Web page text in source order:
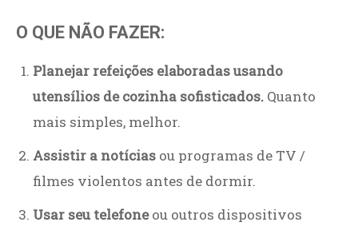
O QUE NÃO FAZER:
Planejar refeições elaboradas usando
utensílios de cozinha sofisticados. Quanto
mais simples, melhor.
Assistir a notícias ou programas de TV /
filmes violentos antes de dormir.
Usar seu telefoneou outros dispositivos